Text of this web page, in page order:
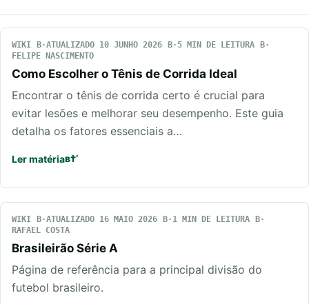
WIKI ATUALIZADO 10 JUNHO 2026
5 MIN DE LEITURA
FELIPE NASCIMENTO
Como Escolher o Tênis de Corrida Ideal
Encontrar o tênis de corrida certo é crucial para
evitar lesões e melhorar seu desempenho. Este guia
detalha os fatores essenciais a…
Ler matéria
WIKI ATUALIZADO 16 MAIO 2026
1 MIN DE LEITURA
RAFAEL COSTA
Brasileirão Série A
Página de referência para a principal divisão do
futebol brasileiro.